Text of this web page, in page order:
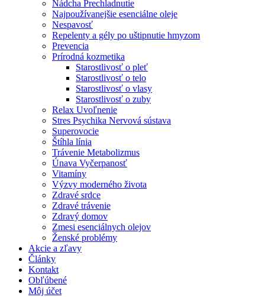
Nádcha Prechladnutie
Najpoužívanejšie esenciálne oleje
Nespavosť
Repelenty a gély po uštipnutie hmyzom
Prevencia
Prírodná kozmetika
Starostlivosť o pleť
Starostlivosť o telo
Starostlivosť o vlasy
Starostlivosť o zuby
Relax Uvoľnenie
Stres Psychika Nervová sústava
Superovocie
Štíhla línia
Trávenie Metabolizmus
Únava Vyčerpanosť
Vitamíny
Výzvy moderného života
Zdravé srdce
Zdravé trávenie
Zdravý domov
Zmesi esenciálnych olejov
Ženské problémy
Akcie a zľavy
Články
Kontakt
Obľúbené
Môj účet